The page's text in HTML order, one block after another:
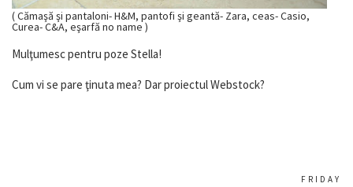
( Cămaşă şi pantaloni- H&M, pantofi şi geantă- Zara, ceas- Casio,
Curea- C&A, eşarfă no name )
Mulţumesc pentru poze Stella!
Cum vi se pare ţinuta mea? Dar proiectul Webstock?
FRIDAY